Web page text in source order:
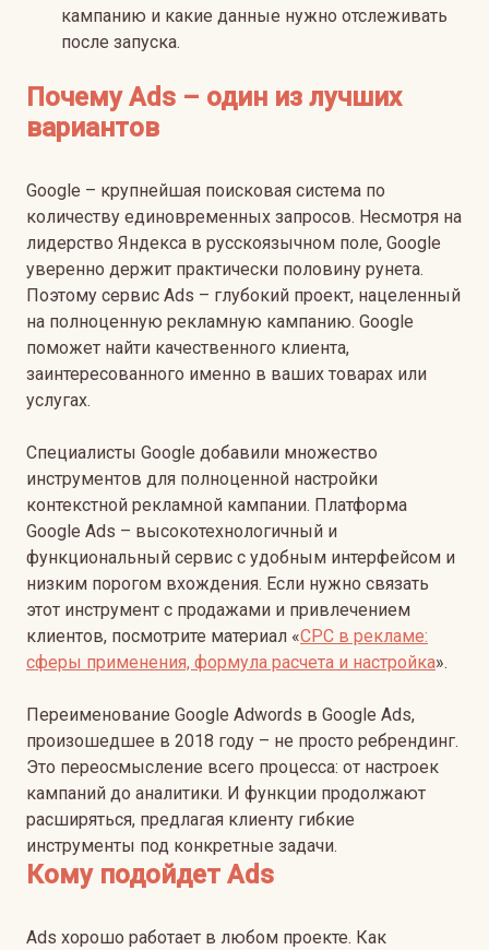
кампанию и какие данные нужно отслеживать
после запуска.
Почему Ads – один из лучших
вариантов
Google – крупнейшая поисковая система по
количеству единовременных запросов. Несмотря на
лидерство Яндекса в русскоязычном поле, Google
уверенно держит практически половину рунета.
Поэтому сервис Ads – глубокий проект, нацеленный
на полноценную рекламную кампанию. Google
поможет найти качественного клиента,
заинтересованного именно в ваших товарах или
услугах.
Специалисты Google добавили множество
инструментов для полноценной настройки
контекстной рекламной кампании. Платформа
Google Ads – высокотехнологичный и
функциональный сервис с удобным интерфейсом и
низким порогом вхождения. Если нужно связать
этот инструмент с продажами и привлечением
клиентов, посмотрите материал «CPC в рекламе:
сферы применения, формула расчета и настройка».
Переименование Google Adwords в Google Ads,
произошедшее в 2018 году – не просто ребрендинг.
Это переосмысление всего процесса: от настроек
кампаний до аналитики. И функции продолжают
расширяться, предлагая клиенту гибкие
инструменты под конкретные задачи.
Кому подойдет Ads
Ads хорошо работает в любом проекте. Как